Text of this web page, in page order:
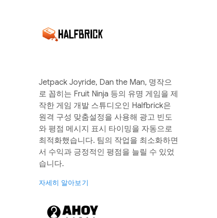
Jetpack Joyride, Dan the Man, 명작으
로 꼽히는 Fruit Ninja 등의 유명 게임을 제
작한 게임 개발 스튜디오인 Halfbrick은
원격 구성 맞춤설정을 사용해 광고 빈도
와 평점 메시지 표시 타이밍을 자동으로
최적화했습니다. 팀의 작업을 최소화하면
서 수익과 긍정적인 평점을 늘릴 수 있었
습니다.
자세히 알아보기